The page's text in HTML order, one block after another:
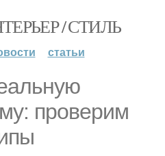
/ СТИЛЬ
статьи
проверим